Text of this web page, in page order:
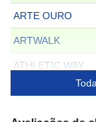
ARTE OURO
ARTWALK
ATHLETIC WAY
AUTHENTIC
BAGAGGIO